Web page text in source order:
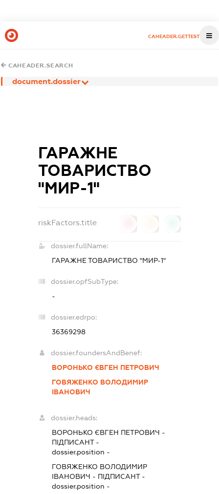
CAHEADER.GETTEST
CAHEADER.SEARCH
document.dossier
ГАРАЖНЕ
ТОВАРИСТВО
"МИР-1"
riskFactors.title
dossier.fullName:
ГАРАЖНЕ ТОВАРИСТВО "МИР-1"
dossier.opfSubType:
-
dossier.edrpo:
36369298
dossier.foundersAndBenef:
ВОРОНЬКО ЄВГЕН ПЕТРОВИЧ
ГОВЯЖЕНКО ВОЛОДИМИР
ІВАНОВИЧ
dossier.heads:
ВОРОНЬКО ЄВГЕН ПЕТРОВИЧ -
ПІДПИСАНТ-
dossier.position -
ГОВЯЖЕНКО ВОЛОДИМИР
ІВАНОВИЧ - ПІДПИСАНТ-
dossier.position -